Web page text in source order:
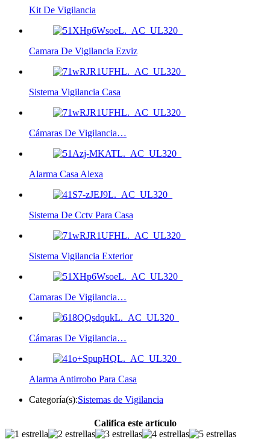
Kit De Vigilancia
Camara De Vigilancia Ezviz
Sistema Vigilancia Casa
Cámaras De Vigilancia…
Alarma Casa Alexa
Sistema De Cctv Para Casa
Sistema Vigilancia Exterior
Camaras De Vigilancia…
Cámaras De Vigilancia…
Alarma Antirrobo Para Casa
Categoría(s):Sistemas de Vigilancia
Califica este artículo